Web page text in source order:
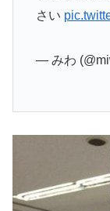
さい
— みわ